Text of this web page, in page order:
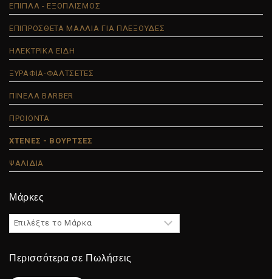
ΕΠΙΠΛΑ - ΕΞΟΠΛΙΣΜΟΣ
ΕΠΙΠΡΟΣΘΕΤΑ ΜΑΛΛΙΑ ΓΙΑ ΠΛΕΞΟΥΔΕΣ
ΗΛΕΚΤΡΙΚΑ ΕΙΔΗ
ΞΥΡΑΦΙΑ-ΦΑΛΤΣΕΤΕΣ
ΠΙΝΕΛΑ BARBER
ΠΡΟΙΟΝΤΑ
ΧΤΕΝΕΣ - ΒΟΥΡΤΣΕΣ
ΨΑΛΙΔΙΑ
Μάρκες
Περισσότερα σε Πωλήσεις